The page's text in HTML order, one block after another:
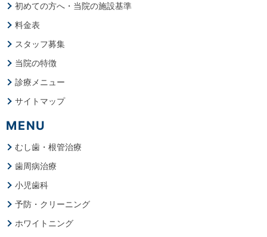
初めての方へ・当院の施設基準
料金表
スタッフ募集
当院の特徴
診療メニュー
サイトマップ
MENU
むし歯・根管治療
歯周病治療
小児歯科
予防・クリーニング
ホワイトニング